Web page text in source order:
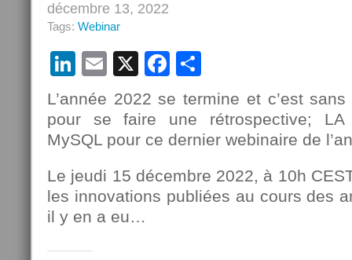
décembre 13, 2022
Tags: Webinar
LinkedIn
Email
X Facebook
L’année 2022 se termine et c’est
pour se faire une rétrospective; LA
MySQL pour ce dernier webinaire de
Le jeudi 15 décembre 2022, à 10h
les innovations publiées au cours des
il y en a eu…